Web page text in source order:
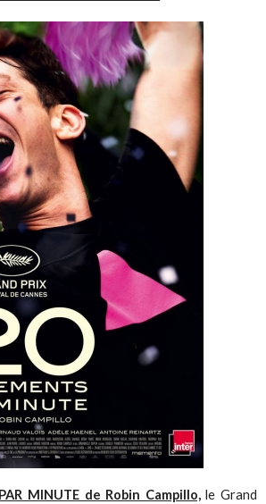
MINUTE de Robin Campillo,le Grand